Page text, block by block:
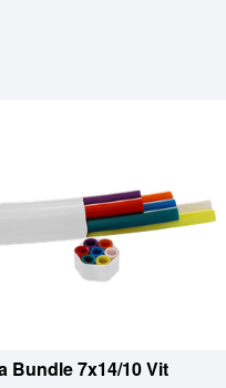
Bundle 7x14/10 Vit